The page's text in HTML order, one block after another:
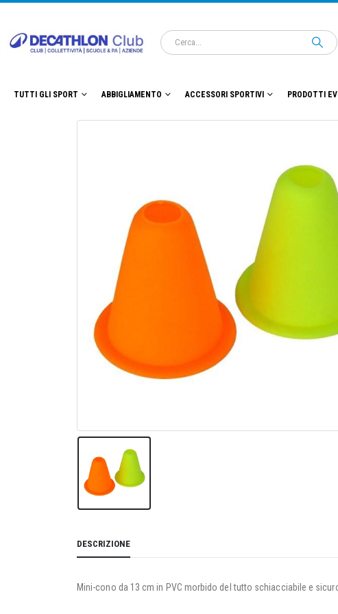
TUTTI GLI SPORT ABBIGLIAMENTO ACCESSORI SPORTIVI PRODOTTI
DESCRIZIONE
Mini-cono da 13 cm in PVC morbido del tutto schiacciabile e